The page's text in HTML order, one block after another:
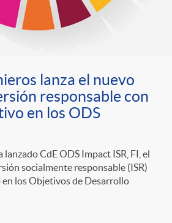
lanza el nuevo
responsable con
en los ODS
CdE ODS Impact ISR, FI, el
socialmente responsable (ISR)
los Objetivos de Desarrollo